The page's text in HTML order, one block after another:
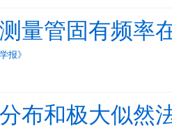
测量管固有频率
报》
分布和极大似